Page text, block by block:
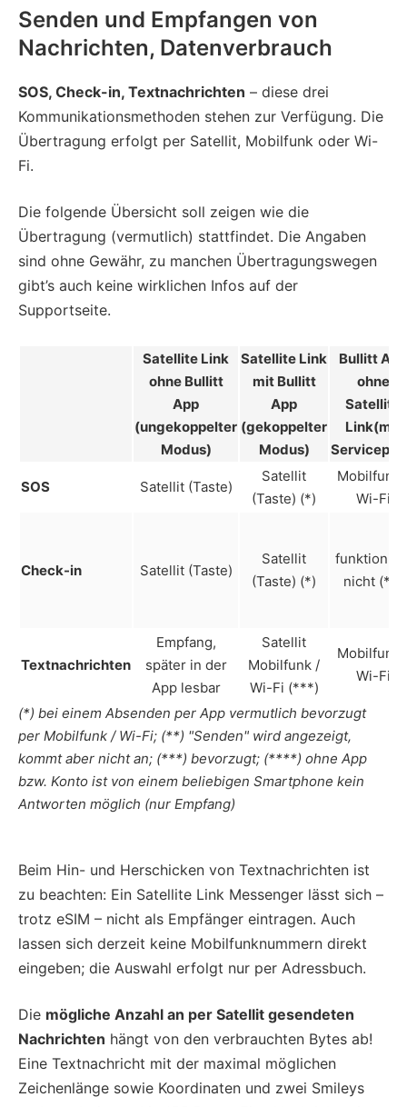
Senden und Empfangen von
Nachrichten, Datenverbrauch
SOS, Check-in, Textnachrichten – diese drei
Kommunikationsmethoden stehen zur Verfügung. Die
Übertragung erfolgt per Satellit, Mobilfunk oder Wi-
Fi.
Die folgende Übersicht soll zeigen wie die
Übertragung (vermutlich) stattfindet. Die Angaben
sind ohne Gewähr, zu manchen Übertragungswegen
gibt’s auch keine wirklichen Infos auf der
Supportseite.
Satellite Link
ohne Bullitt
App
(ungekoppelter
Modus)
Satellite Link
mit Bullitt
App
(gekoppelter
Modus)
Bullitt App
ohne
Satellite
Link(mit
SOS Satellit (Taste)
Satellit
(Taste) (*)
Mobilfunk
Wi-Fi
Check-in Satellit (Taste)
Satellit
(Taste) (*)
nicht (**)
Textnachrichten
Empfang,
später in der
App lesbar
Satellit
Mobilfunk /
Wi-Fi (***)
Mobilfunk
Wi-Fi
(*) bei einem Absenden per App vermutlich bevorzugt
per Mobilfunk / Wi-Fi; (**) "Senden" wird angezeigt,
kommt aber nicht an; (***) bevorzugt; (****) ohne App
bzw. Konto ist von einem beliebigen Smartphone kein
Antworten möglich (nur Empfang)
Beim Hin- und Herschicken von Textnachrichten ist
zu beachten: Ein Satellite Link Messenger lässt sich –
trotz eSIM – nicht als Empfänger eintragen. Auch
lassen sich derzeit keine Mobilfunknummern direkt
eingeben; die Auswahl erfolgt nur per Adressbuch.
Die mögliche Anzahl an per Satellit gesendeten
Nachrichten hängt von den verbrauchten Bytes ab!
Eine Textnachricht mit der maximal möglichen
Zeichenlänge sowie Koordinaten und zwei Smileys